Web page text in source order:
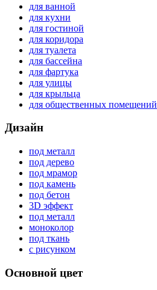
для ванной
для кухни
для гостиной
для коридора
для туалета
для бассейна
для фартука
для улицы
для крыльца
для общественных помещений
Дизайн
под металл
под дерево
под мрамор
под камень
под бетон
3D эффект
под металл
моноколор
под ткань
с рисунком
Основной цвет